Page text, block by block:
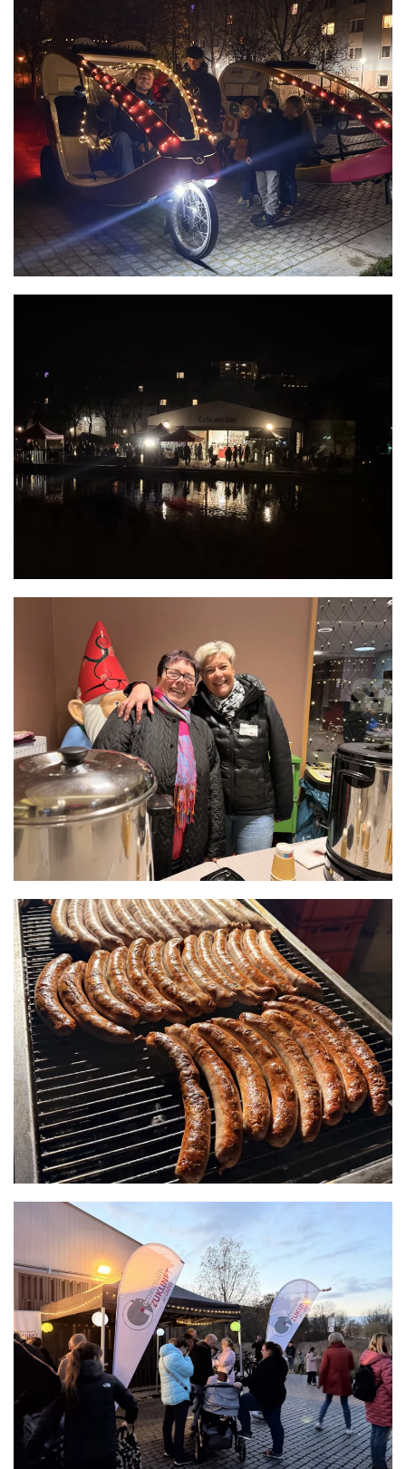
READ MORE
READ MORE
READ MORE
READ MORE
READ MORE